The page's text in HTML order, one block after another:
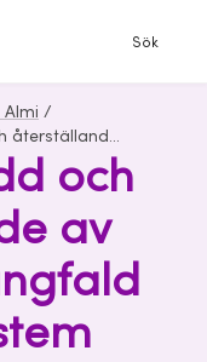
Sök
/
Skydd och återställande av biologisk mångfald och ekosystem
och
av